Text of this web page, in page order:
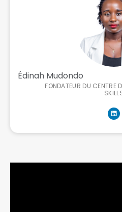
Édinah Mudondo
FONDATEUR DU CENTRE